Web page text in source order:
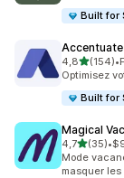
Built for
4,8étoile(s)
(154)
154 avis au•
Optimisez
Built for
Magical
4,7étoile(s)
(35)
35 avis au
•
Mode
masquer les